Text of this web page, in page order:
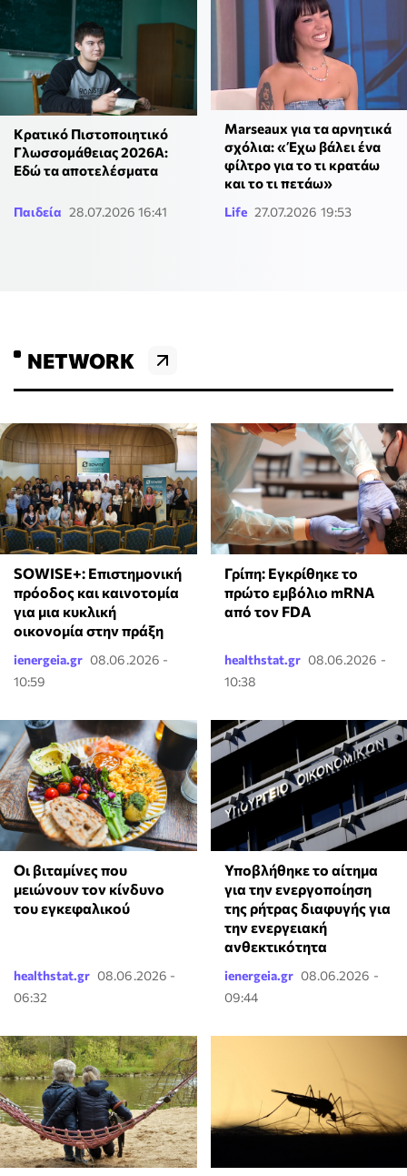
Κρατικό Πιστοποιητικό
Γλωσσομάθειας 2026Α:
Εδώ τα αποτελέσματα
Παιδεία 28.07.2026 16:41
Marseaux για τα αρνητικά
σχόλια: «Έχω βάλει ένα
φίλτρο για το τι κρατάω
και το τι πετάω»
Life 27.07.2026 19:53
NETWORK
SOWISE+: Επιστημονική
πρόοδος και καινοτομία
για μια κυκλική
οικονομία στην πράξη
ienergeia.gr 08.06.2026 -
10:59
Γρίπη: Εγκρίθηκε το
πρώτο εμβόλιο mRNA
από τον FDA
healthstat.gr 08.06.2026 -
10:38
Οι βιταμίνες που
μειώνουν τον κίνδυνο
του εγκεφαλικού
healthstat.gr 08.06.2026 -
06:32
Υποβλήθηκε το αίτημα
για την ενεργοποίηση
της ρήτρας διαφυγής για
την ενεργειακή
ανθεκτικότητα
ienergeia.gr 08.06.2026 -
09:44